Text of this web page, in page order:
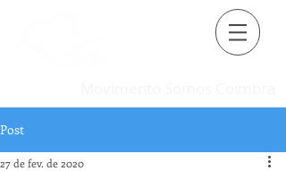
Post
27 de fev. de 2020